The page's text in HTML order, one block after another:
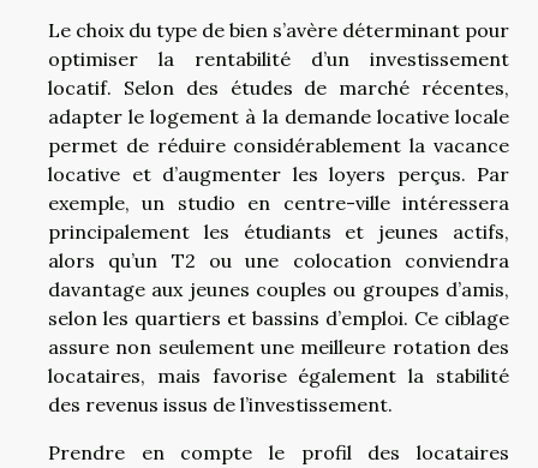
Le choix du type de bien s’avère déterminant pour
optimiser la rentabilité d’un investissement
locatif. Selon des études de marché récentes,
adapter le logement à la demande locative locale
permet de réduire considérablement la vacance
locative et d’augmenter les loyers perçus. Par
exemple, un studio en centre-ville intéressera
principalement les étudiants et jeunes actifs,
alors qu’un T2 ou une colocation conviendra
davantage aux jeunes couples ou groupes d’amis,
selon les quartiers et bassins d’emploi. Ce ciblage
assure non seulement une meilleure rotation des
locataires, mais favorise également la stabilité
des revenus issus de l’investissement.
Prendre en compte le profil des locataires